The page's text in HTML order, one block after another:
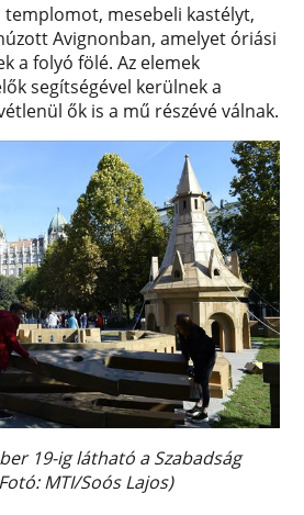
mesebeli kastélyt,
Avignonban, amelyet óriási
a folyó fölé. Az elemek
segítségével kerülnek a
ők is a mű részévé válnak.
19-ig látható a Szabadság
MTI/Soós Lajos)